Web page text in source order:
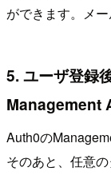
ができます。メ
5. ユーザ登録
Management
Auth0の
そのあと、任意